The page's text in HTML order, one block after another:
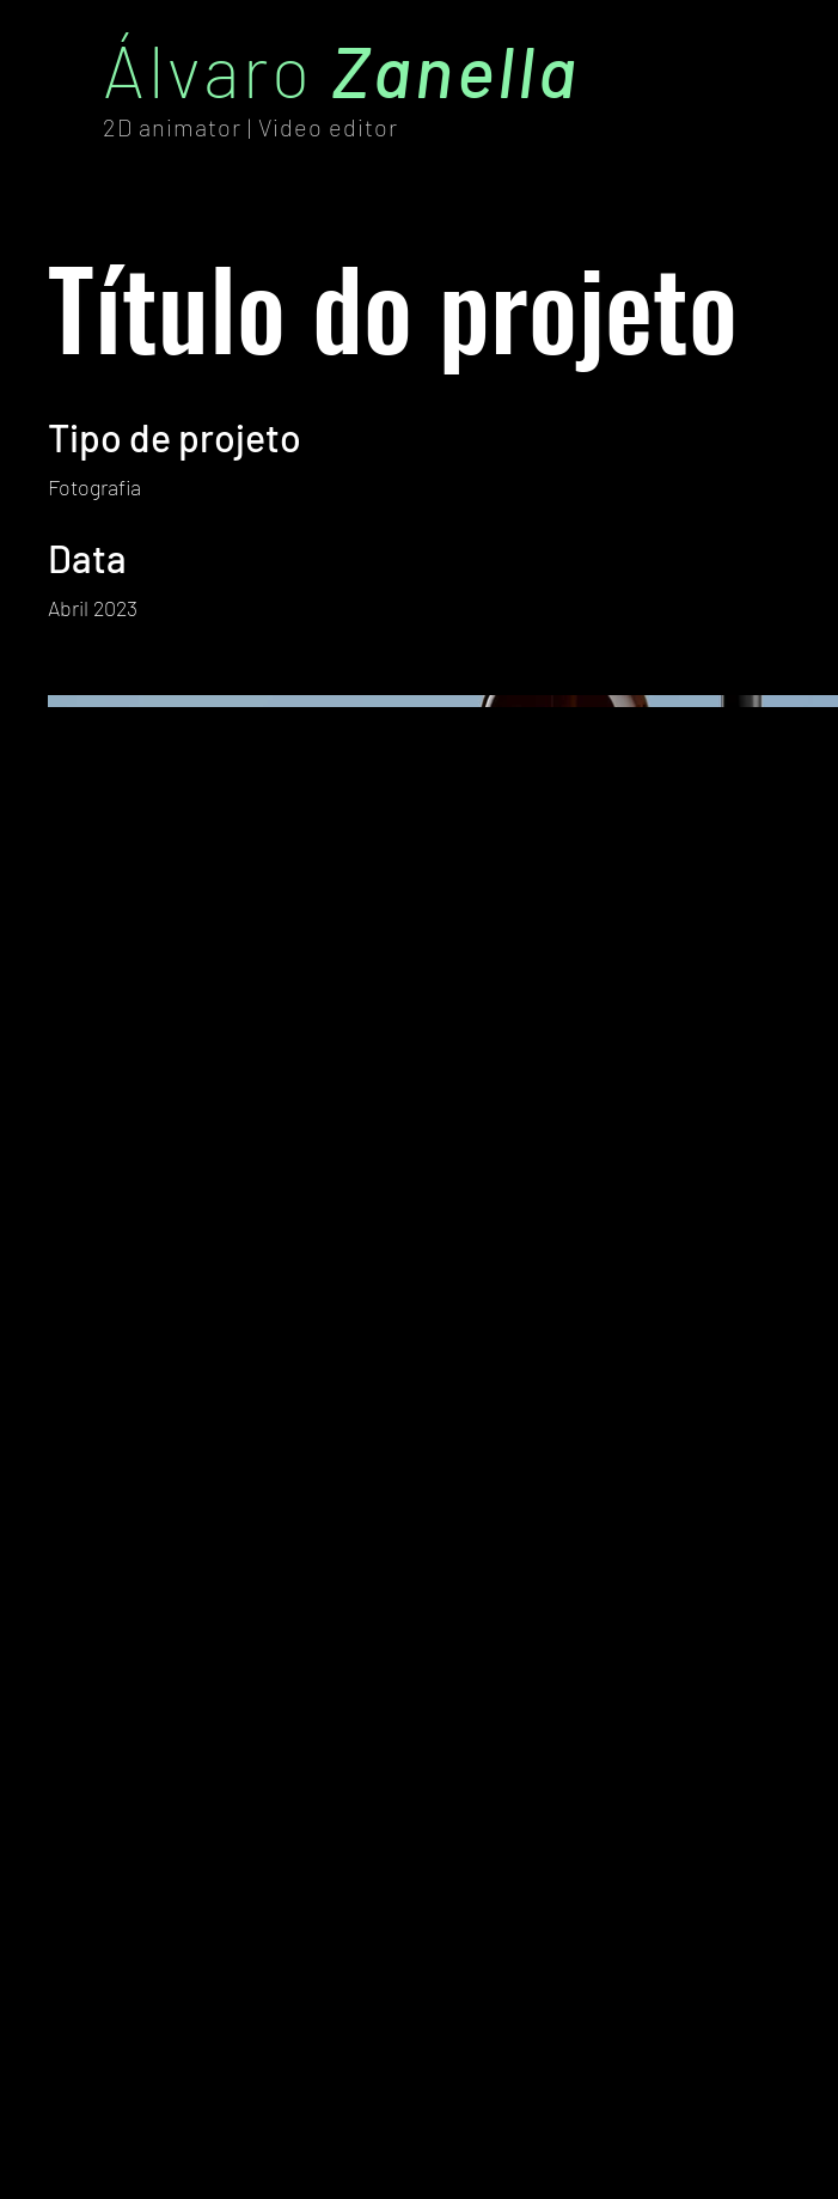
Álvaro Zanella
2D animator | Video editor
Título do projeto
Tipo de projeto
Fotografia
Data
Abril 2023